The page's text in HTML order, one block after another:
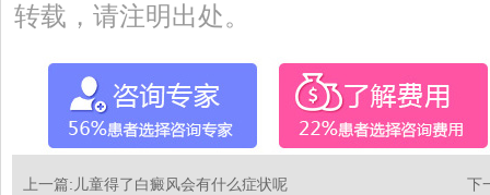
转载，请注明出处。
上一篇: 儿童得了白癜风会有什么症状呢 下